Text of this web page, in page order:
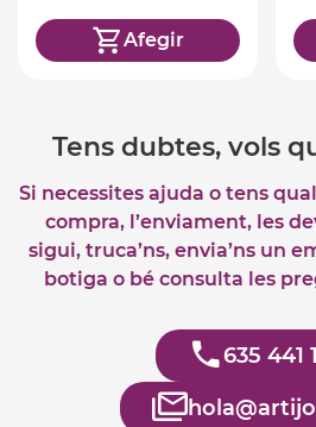
Afegir
Tens dubtes, vols
Si necessites ajuda o tens
compra, l’enviament, les
sigui, truca’ns, envia’ns un
botiga o bé consulta les
635 441